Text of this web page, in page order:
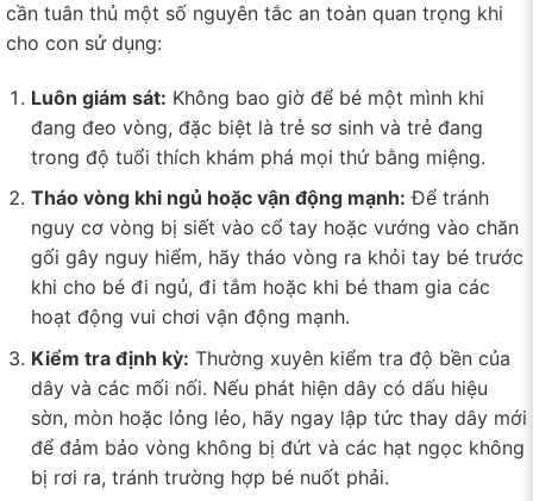
cần tuân thủ một số nguyên tắc an toàn quan trọng khi
cho con sử dụng:
Luôn giám sát: Không bao giờ để bé một mình khi
đang đeo vòng, đặc biệt là trẻ sơ sinh và trẻ đang
trong độ tuổi thích khám phá mọi thứ bằng miệng.
Tháo vòng khi ngủ hoặc vận động mạnh: Để tránh
nguy cơ vòng bị siết vào cổ tay hoặc vướng vào chăn
gối gây nguy hiểm, hãy tháo vòng ra khỏi tay bé trước
khi cho bé đi ngủ, đi tắm hoặc khi bé tham gia các
hoạt động vui chơi vận động mạnh.
Kiểm tra định kỳ: Thường xuyên kiểm tra độ bền của
dây và các mối nối. Nếu phát hiện dây có dấu hiệu
sờn, mòn hoặc lỏng lẻo, hãy ngay lập tức thay dây mới
để đảm bảo vòng không bị đứt và các hạt ngọc không
bị rơi ra, tránh trường hợp bé nuốt phải.